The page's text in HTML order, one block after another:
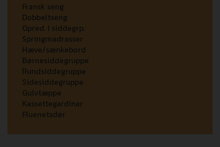
Fransk seng
Dobbeltseng
Opred. I siddegrp.
Springmadrasser
Hæve/sænkebord
Børnesiddegruppe
Rundsiddegruppe
Sidesiddegruppe
Gulvtæppe
Kassettegardiner
Fluenetsdør